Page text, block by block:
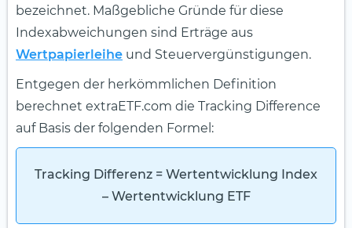
bezeichnet. Maßgebliche Gründe für diese
Indexabweichungen sind Erträge aus
Wertpapierleihe und Steuervergünstigungen.
Entgegen der herkömmlichen Definition
berechnet extraETF.com die Tracking Difference
auf Basis der folgenden Formel:
Tracking Differenz = Wertentwicklung Index
– Wertentwicklung ETF